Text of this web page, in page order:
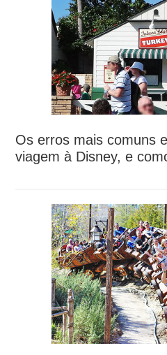
Os erros mais comuns
viagem à Disney, e